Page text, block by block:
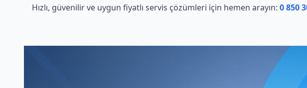
Hızlı, güvenilir ve uygun fiyatlı servis çözümleri için hemen arayın: 0 850